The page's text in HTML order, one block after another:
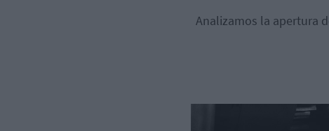
Analizamos la apertura